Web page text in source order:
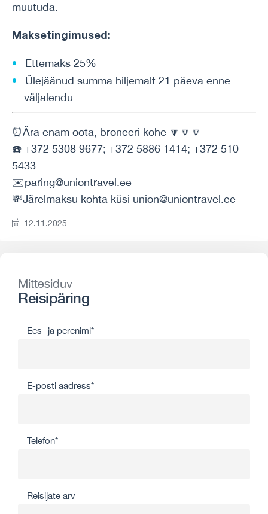
muutuda.
Maksetingimused:
Ettemaks 25%
Ülejäänud summa hiljemalt 21 päeva enne
väljalendu
⏰Ära enam oota, broneeri kohe 🔽🔽🔽
☎️ +372 5308 9677; +372 5886 1414; +372 510
5433
✉️paring@uniontravel.ee
💸Järelmaksu kohta küsi union@uniontravel.ee
12.11.2025
Mittesiduv
Reisipäring
Ees- ja perenimi*
E-posti aadress*
Telefon*
Reisijate arv